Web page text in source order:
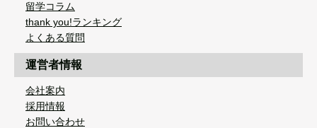
留学コラム
thank you!ランキング
よくある質問
運営者情報
会社案内
採用情報
お問い合わせ